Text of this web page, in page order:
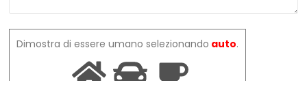
Dimostra di essere umano selezionando auto.